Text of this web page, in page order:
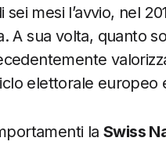
sei mesi l’avvio, nel
A sua volta, quanto
elettorale europeo
la Swiss